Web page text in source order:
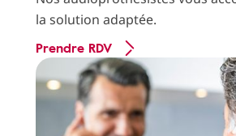
la solution adaptée.
Prendre RDV